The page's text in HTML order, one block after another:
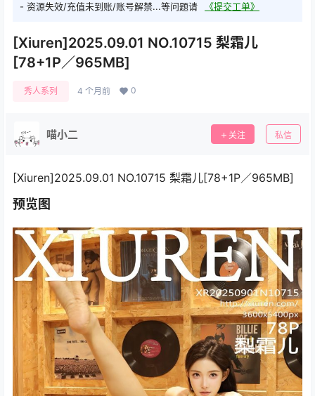
- 资源失效/充值未到账/账号解禁...等问题请
《提交工单》
[Xiuren]2025.09.01 NO.10715 梨霜儿
[78+1P／965MB]
秀人系列 4 个月前 0
喵小二 关注 私信
[Xiuren]2025.09.01 NO.10715 梨霜儿[78+1P／965MB]
预览图